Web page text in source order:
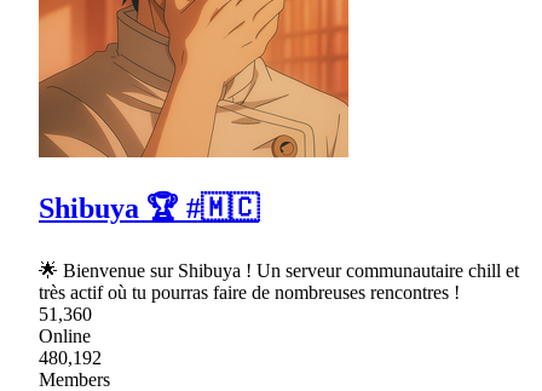
Shibuya 🏆 #🇲🇨
🌟 Bienvenue sur Shibuya ! Un serveur communautaire chill et
très actif où tu pourras faire de nombreuses rencontres !
51,360
Online
480,192
Members